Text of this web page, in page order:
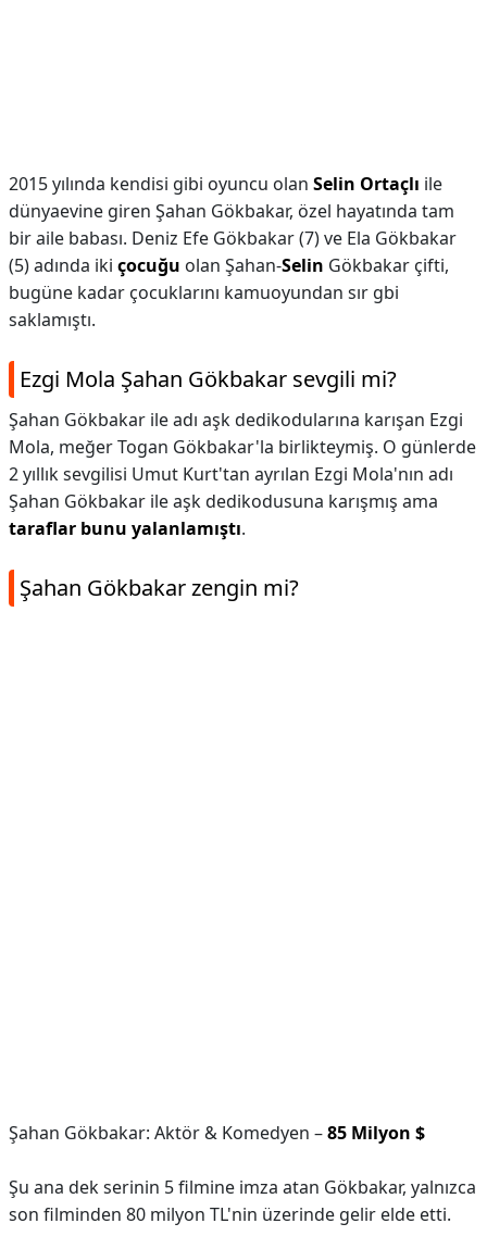
2015 yılında kendisi gibi oyuncu olan Selin Ortaçlı ile
dünyaevine giren Şahan Gökbakar, özel hayatında tam
bir aile babası. Deniz Efe Gökbakar (7) ve Ela Gökbakar
(5) adında iki çocuğu olan Şahan-Selin Gökbakar çifti,
bugüne kadar çocuklarını kamuoyundan sır gbi
saklamıştı.
Ezgi Mola Şahan Gökbakar sevgili mi?
Şahan Gökbakar ile adı aşk dedikodularına karışan Ezgi
Mola, meğer Togan Gökbakar'la birlikteymiş. O günlerde
2 yıllık sevgilisi Umut Kurt'tan ayrılan Ezgi Mola'nın adı
Şahan Gökbakar ile aşk dedikodusuna karışmış ama
taraflar bunu yalanlamıştı.
Şahan Gökbakar zengin mi?
Şahan Gökbakar: Aktör & Komedyen –85 Milyon $
Şu ana dek serinin 5 filmine imza atan Gökbakar, yalnızca
son filminden 80 milyon TL'nin üzerinde gelir elde etti.